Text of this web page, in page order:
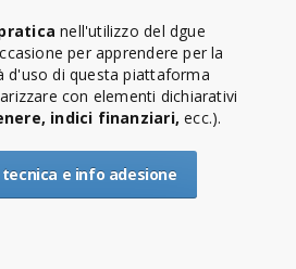
nell'utilizzo del dgue
per apprendere per la
d'uso di questa piattaforma
con elementi dichiarativi
indici finanziari, ecc.).
e info adesione